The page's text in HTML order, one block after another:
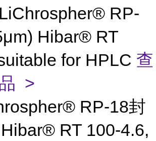
RP-
Hibar® RT
for HPLC 查
>
RP-18封
RT 100-4.6,